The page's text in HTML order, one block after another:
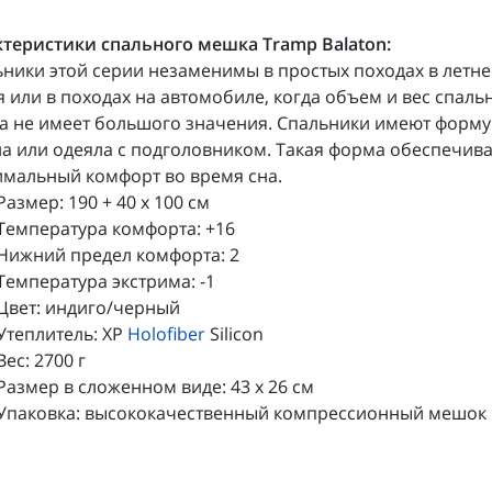
спального мешка Tramp Balaton:
этой серии незаменимы в простых походах в
или в походах на автомобиле, когда объем и вес
не имеет большого значения. Спальники имеют форму
или одеяла с подголовником. Такая форма
комфорт во время сна.
190 + 40 х 100 см
комфорта: +16
предел комфорта: 2
экстрима: -1
индиго/черный
XP HolofiberSilicon
2700 г
в сложенном виде: 43 х 26 см
высококачественный компрессионный мешок